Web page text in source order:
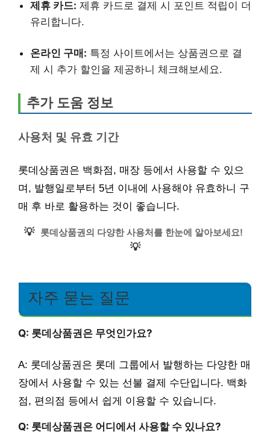
제휴 카드: 제휴 카드로 결제 시 포인트 적립이 더
유리합니다.
온라인 구매: 특정 사이트에서는 상품권으로 결
제 시 추가 할인을 제공하니 체크해보세요.
추가 도움 정보
사용처 및 유효 기간
롯데상품권은 백화점, 매장 등에서 사용할 수 있으
며, 발행일로부터 5년 이내에 사용해야 유효하니 구
매 후 바로 활용하는 것이 좋습니다.
💡 롯데상품권의 다양한 사용처를 한눈에 알아보세요!
💡
자주 묻는 질문
Q: 롯데상품권은 무엇인가요?
A: 롯데상품권은 롯데 그룹에서 발행하는 다양한 매
장에서 사용할 수 있는 선불 결제 수단입니다. 백화
점, 편의점 등에서 쉽게 이용할 수 있습니다.
Q: 롯데상품권은 어디에서 사용할 수 있나요?